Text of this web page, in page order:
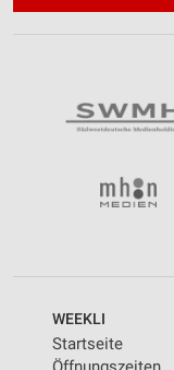
WEEKLI
Startseite